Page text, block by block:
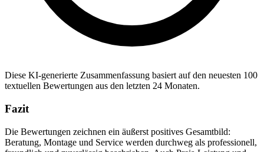
Diese KI-generierte Zusammenfassung basiert auf den neuesten 100
textuellen Bewertungen aus den letzten 24 Monaten.
Fazit
Die Bewertungen zeichnen ein äußerst positives Gesamtbild:
Beratung, Montage und Service werden durchweg als professionell,